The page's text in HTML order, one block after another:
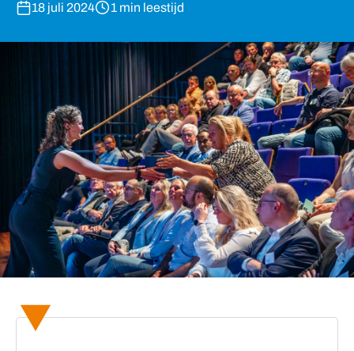
18 juli 2024 1 min leestijd